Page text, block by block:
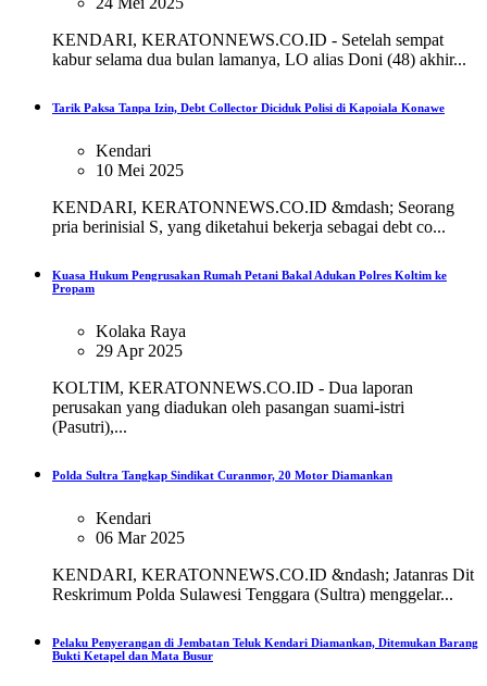
KENDARI, KERATONNEWS.CO.ID - Setelah sempat
kabur selama dua bulan lamanya, LO alias Doni (48) akhir...
Tarik Paksa Tanpa Izin, Debt Collector Diciduk Polisi di Kapoiala Konawe
Kendari
10 Mei 2025
KENDARI, KERATONNEWS.CO.ID &mdash; Seorang
pria berinisial S, yang diketahui bekerja sebagai debt co...
Kuasa Hukum Pengrusakan Rumah Petani Bakal Adukan Polres Koltim ke
Propam
Kolaka Raya
29 Apr 2025
KOLTIM, KERATONNEWS.CO.ID - Dua laporan
perusakan yang diadukan oleh pasangan suami-istri
(Pasutri),...
Polda Sultra Tangkap Sindikat Curanmor, 20 Motor Diamankan
Kendari
06 Mar 2025
KENDARI, KERATONNEWS.CO.ID &ndash; Jatanras Dit
Reskrimum Polda Sulawesi Tenggara (Sultra) menggelar...
Pelaku Penyerangan di Jembatan Teluk Kendari Diamankan, Ditemukan Barang
Bukti Ketapel dan Mata Busur